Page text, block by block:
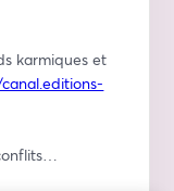
karmiques et